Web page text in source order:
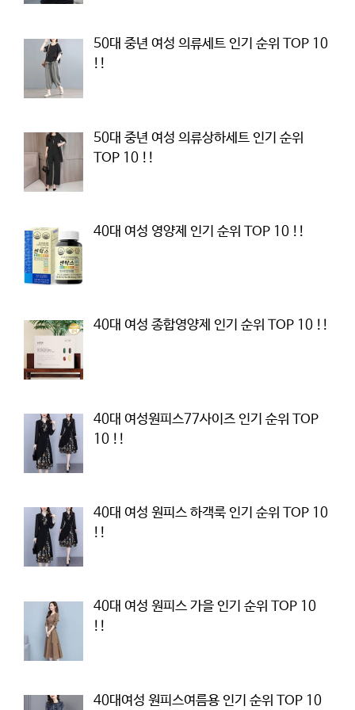
50대 중년 여성 의류세트 인기 순위 TOP 10
!!
50대 중년 여성 의류상하세트 인기 순위
TOP 10 !!
40대 여성 영양제 인기 순위 TOP 10 !!
40대 여성 종합영양제 인기 순위 TOP 10 !!
40대 여성원피스77사이즈 인기 순위 TOP
10 !!
40대 여성 원피스 하객룩 인기 순위 TOP 10
!!
40대 여성 원피스 가을 인기 순위 TOP 10
!!
40대여성 원피스여름용 인기 순위 TOP 10